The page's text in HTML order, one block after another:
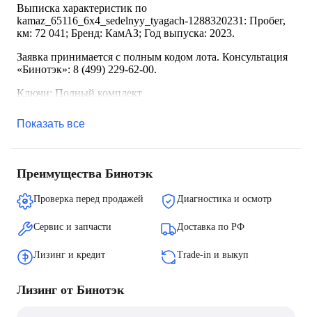
Выписка характеристик по
kamaz_65116_6x4_sedelnyy_tyagach-1288320231: Пробег,
км: 72 041; Бренд: КамАЗ; Год выпуска: 2023.
Заявка принимается с полным кодом лота. Консультация
«Бинотэк»: 8 (499) 229-62-00.
Ключи: Полный комплект
Показать все
Преимущества Бинотэк
Проверка перед продажей Диагностика и осмотр
Сервис и запчасти Доставка по РФ
Лизинг и кредит Trade-in и выкуп
Лизинг от Бинотэк